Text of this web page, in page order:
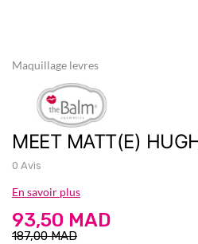
beginning
images
gallery
MEET MATT(E)
Maquillage levres
0 Avis
En savoir plus
93,50 MAD
187,00 MAD